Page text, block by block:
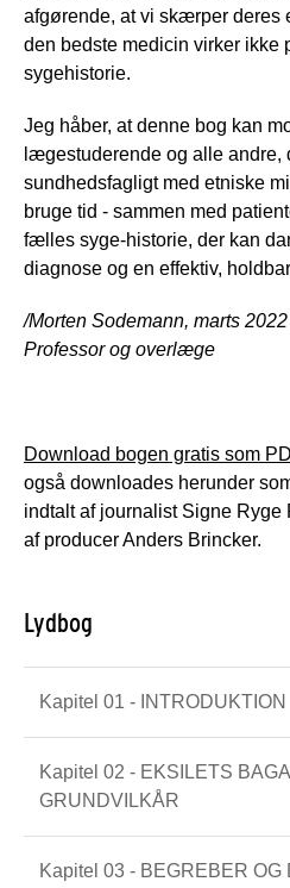
afgørende, at vi skærper deres
den bedste medicin virker ikke
sygehistorie.
Jeg håber, at denne bog kan
lægestuderende og alle andre,
sundhedsfagligt med etniske
bruge tid - sammen med
fælles syge-historie, der kan
diagnose og en effektiv,
/Morten Sodemann, marts 2022
Professor og overlæge
Download bogen gratis som
også downloades herunder
indtalt af journalist Signe Ryge
af producer Anders Brincker.
Lydbog
Kapitel 01 - INTRODUKTION
Kapitel 02 - EKSILETS
GRUNDVILKÅR
Kapitel 03 - BEGREBER OG